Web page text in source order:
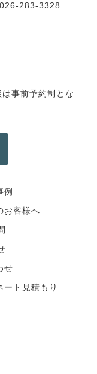
283-3328
事前予約制とな
例
お客様へ
せ
ト見積もり